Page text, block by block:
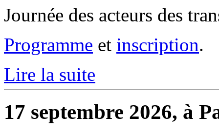
Journée des acteurs des
Programme et inscription.
Lire la suite
17 septembre 2026, à